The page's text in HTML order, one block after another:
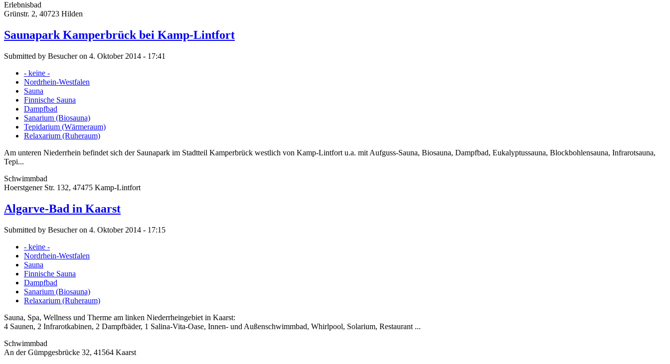
Erlebnisbad
Grünstr. 2, 40723 Hilden
Saunapark Kamperbrück bei Kamp-Lintfort
Submitted by Besucher on 4. Oktober 2014 - 17:41
- keine -
Nordrhein-Westfalen
Sauna
Finnische Sauna
Dampfbad
Sanarium (Biosauna)
Tepidarium (Wärmeraum)
Relaxarium (Ruheraum)
Am unteren Niederrhein befindet sich der Saunapark im Stadtteil Kamperbrück westlich von Kamp-Lintfort u.a. mit Aufguss-Sauna, Biosauna, Dampfbad, Eukalyptussauna, Blockbohlensauna, Infrarotsauna,
Tepi...
Schwimmbad
Hoerstgener Str. 132, 47475 Kamp-Lintfort
Algarve-Bad in Kaarst
Submitted by Besucher on 4. Oktober 2014 - 17:15
- keine -
Nordrhein-Westfalen
Sauna
Finnische Sauna
Dampfbad
Sanarium (Biosauna)
Relaxarium (Ruheraum)
Sauna, Spa, Wellness und Therme am linken Niederrheingebiet in Kaarst:
4 Saunen, 2 Infrarotkabinen, 2 Dampfbäder, 1 Salina-Vita-Oase, Innen- und Außenschwimmbad, Whirlpool, Solarium, Restaurant ...
Schwimmbad
An der Gümpgesbrücke 32, 41564 Kaarst